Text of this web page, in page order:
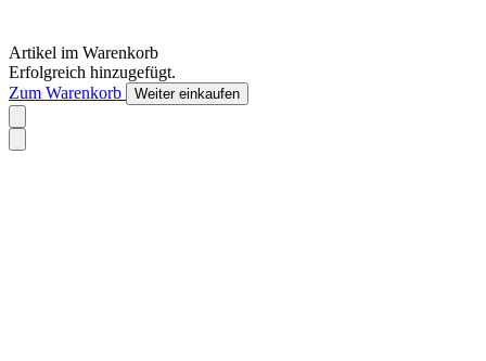
Artikel im Warenkorb
Erfolgreich hinzugefügt.
Zum Warenkorb
Weiter einkaufen